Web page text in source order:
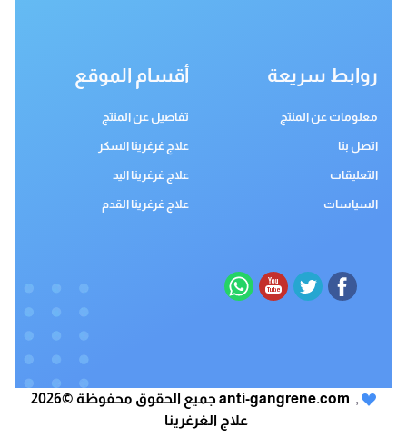
روابط سريعة
معلومات عن المنتج
اتصل بنا
التعليقات
السياسات
أقسام الموقع
تفاصيل عن المنتج
علاج غرغرينا السكر
علاج غرغرينا اليد
علاج غرغرينا القدم
,
anti-gangrene.com جميع الحقوق محفوظة ©2026
علاج الغرغرينا